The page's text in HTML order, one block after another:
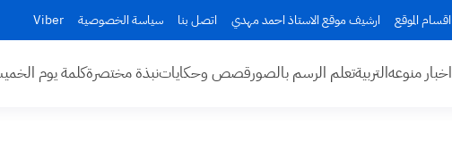
اقسام الموقع ارشيف موقع الاستاذ احمد مهدي اتصل بنا سياسة الخصوصية Viber
اخبار منوعهالتربيةتعلم الرسم بالصورقصص وحكاياتنبذة مختصرةكلمة يوم